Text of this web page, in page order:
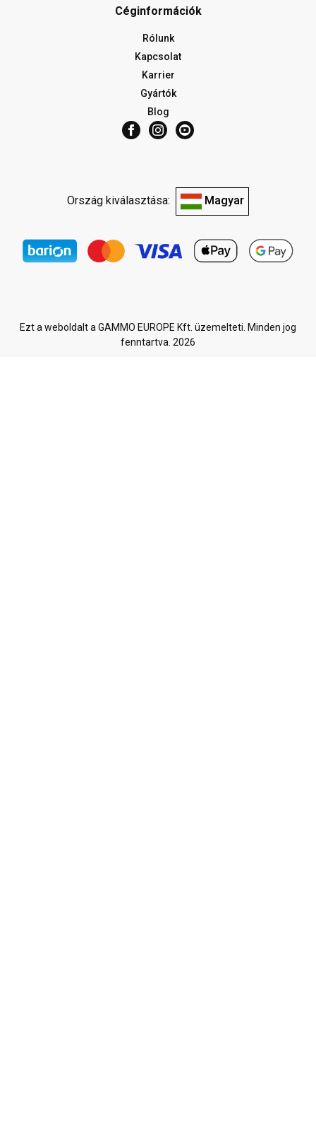
Céginformációk
Rólunk
Kapcsolat
Karrier
Gyártók
Blog
Ország kiválasztása: Magyar
Ezt a weboldalt a GAMMO EUROPE Kft. üzemelteti. Minden jog
fenntartva. 2026